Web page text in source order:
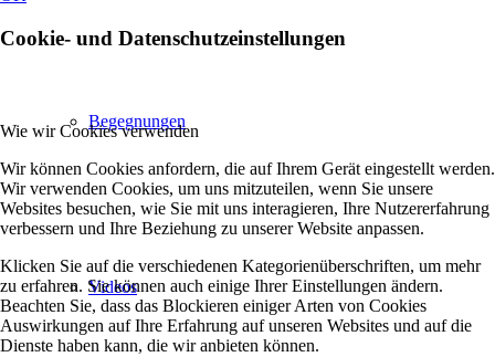
Begegnungen
Videos
Cookie- und Datenschutzeinstellungen
Wie wir Cookies verwenden
Wir können Cookies anfordern, die auf Ihrem Gerät eingestellt werden.
Wir verwenden Cookies, um uns mitzuteilen, wenn Sie unsere
Websites besuchen, wie Sie mit uns interagieren, Ihre Nutzererfahrung
verbessern und Ihre Beziehung zu unserer Website anpassen.
Klicken Sie auf die verschiedenen Kategorienüberschriften, um mehr
zu erfahren. Sie können auch einige Ihrer Einstellungen ändern.
Beachten Sie, dass das Blockieren einiger Arten von Cookies
Auswirkungen auf Ihre Erfahrung auf unseren Websites und auf die
Dienste haben kann, die wir anbieten können.